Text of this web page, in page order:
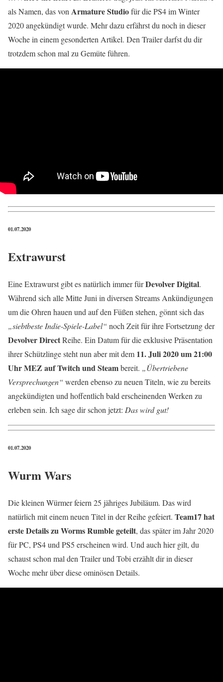
als Namen, das von Armature Studiofür die PS4 im Winter
2020 angekündigt wurde. Mehr dazu erfährst du noch in dieser
Woche in einem gesonderten Artikel. Den Trailer darfst du dir
trotzdem schon mal zu Gemüte führen.
01.07.2020
Extrawurst
Eine Extrawurst gibt es natürlich immer fürDevolver Digital.
Während sich alle Mitte Juni in diversen Streams Ankündigungen
um die Ohren hauen und auf den Füßen stehen, gönnt sich das
„siebtbeste Indie-Spiele-Label“ noch Zeit für ihre Fortsetzung der
Devolver DirectReihe. Ein Datum für die exklusive Präsentation
ihrer Schützlinge steht nun aber mit dem 11. Juli 2020 um 21:00
Uhr MEZ auf Twitch und Steambereit. „Übertriebene
Versprechungen“ werden ebenso zu neuen Titeln, wie zu bereits
angekündigten und hoffentlich bald erscheinenden Werken zu
erleben sein. Ich sage dir schon jetzt: Das wird gut!
01.07.2020
Wurm Wars
Die kleinen Würmer feiern 25 jähriges Jubiläum. Das wird
natürlich mit einem neuen Titel in der Reihe gefeiert. Team17 hat
erste Details zu Worms Rumble geteilt, das später im Jahr 2020
für PC, PS4 und PS5 erscheinen wird. Und auch hier gilt, du
schaust schon mal den Trailer und Tobi erzählt dir in dieser
Woche mehr über diese ominösen Details.